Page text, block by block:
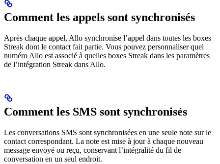
Comment les appels sont synchronisés
Après chaque appel, Allo synchronise l’appel dans toutes les boxes
Streak dont le contact fait partie. Vous pouvez personnaliser quel
numéro Allo est associé à quelles boxes Streak dans les paramètres
de l’intégration Streak dans Allo.
Comment les SMS sont synchronisés
Les conversations SMS sont synchronisées en une seule note sur le
contact correspondant. La note est mise à jour à chaque nouveau
message envoyé ou reçu, conservant l’intégralité du fil de
conversation en un seul endroit.